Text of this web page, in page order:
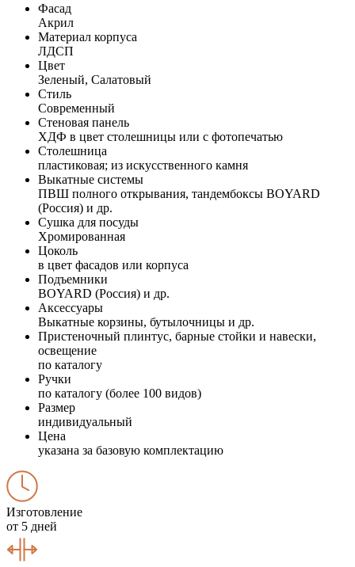
Фасад
Акрил
Материал корпуса
ЛДСП
Цвет
Зеленый, Салатовый
Стиль
Современный
Стеновая панель
ХДФ в цвет столешницы или с фотопечатью
Столешница
пластиковая; из искусственного камня
Выкатные системы
ПВШ полного открывания, тандембоксы BOYARD
(Россия) и др.
Сушка для посуды
Хромированная
Цоколь
в цвет фасадов или корпуса
Подъемники
BOYARD (Россия) и др.
Аксессуары
Выкатные корзины, бутылочницы и др.
Пристеночный плинтус, барные стойки и навески,
освещение
по каталогу
Ручки
по каталогу (более 100 видов)
Размер
индивидуальный
Цена
указана за базовую комплектацию
Изготовление
от 5 дней